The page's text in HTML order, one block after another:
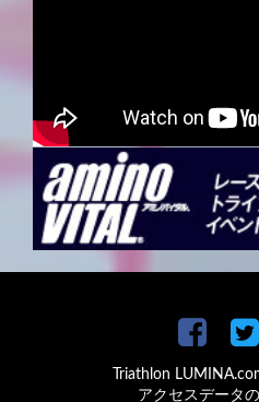
Triathlon
アクセスデータ